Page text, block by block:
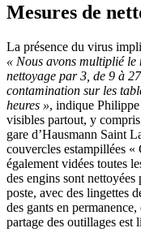
Mesures de
La présence du virus
« Nous avons multiplié le
nettoyage par 3, de 9 à
contamination sur les
heures », indique
visibles partout, y
gare d’Hausmann Saint
couvercles estampillées «
également vidées toutes
des engins sont
poste, avec des lingettes
des gants en
partage des outillages est